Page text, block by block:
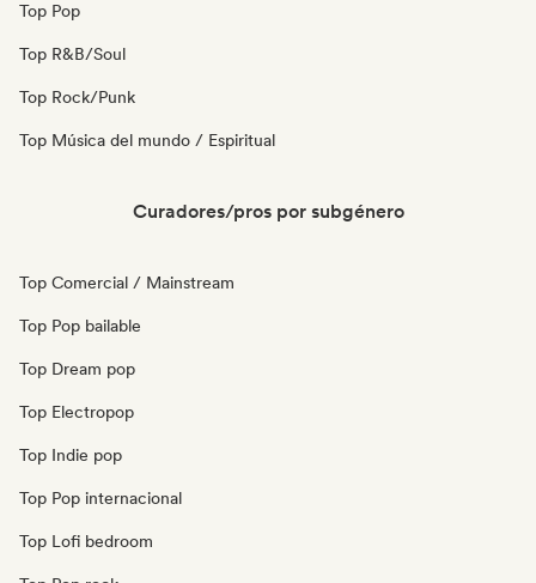
Top Pop
Top R&B/Soul
Top Rock/Punk
Top Música del mundo / Espiritual
Curadores/pros por subgénero
Top Comercial / Mainstream
Top Pop bailable
Top Dream pop
Top Electropop
Top Indie pop
Top Pop internacional
Top Lofi bedroom